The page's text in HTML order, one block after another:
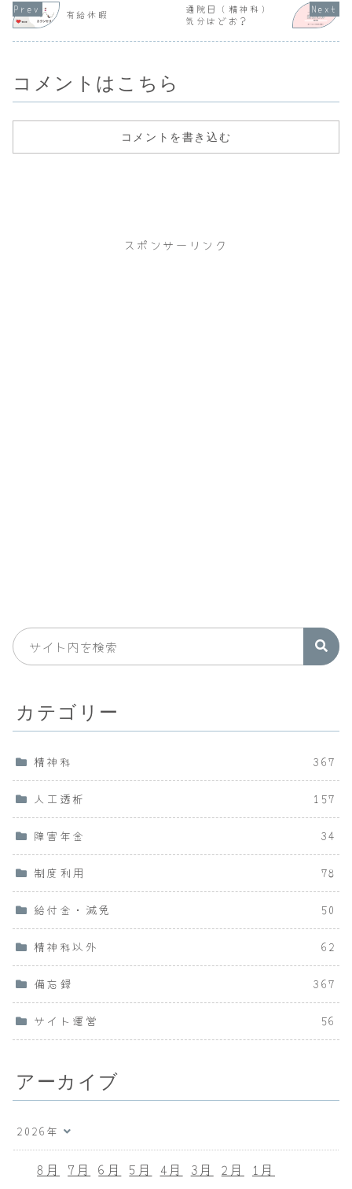
負担上限額：月額
5,000円更新手続
き（３ヶ月程度必
書提出（更新）予
負担上限額：月額
5,000円更新手続
きを終えました、
ました10/16に決
有給休暇
通院日（精神科）
気分はどお？
コメントはこちら
コメントを書き込む
スポンサーリンク
カテゴリー
精神科 367
人工透析 157
障害年金 34
制度利用 78
給付金・減免 50
精神科以外 62
備忘録 367
サイト運営 56
アーカイブ
2026年
8月 7月 6月 5月 4月 3月 2月 1月